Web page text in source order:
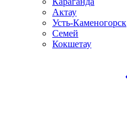
Актау
Усть-Каменогорск
Семей
Кокшетау